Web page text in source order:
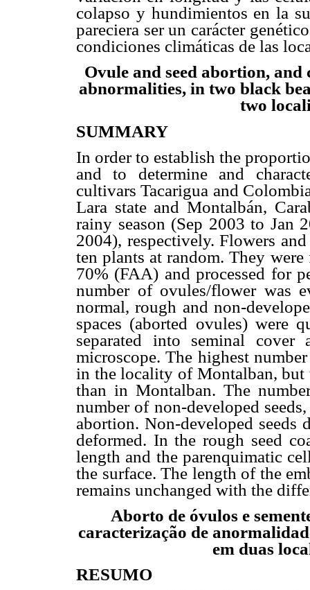
colapso y hundimientos en la
pareciera ser un carácter
condiciones climáticas de las
Ovule and seed abortion,
abnormalities, in two black
two
SUMMARY
In order to establish the
and to determine and
cultivars Tacarigua and
Lara state and Montalbán,
rainy season (Sep 2003 to Jan
2004), respectively. Flowers
ten plants at random. They
70% (FAA) and processed for
number of ovules/flower was
normal, rough and non-
spaces (aborted ovules) were
separated into seminal
microscope. The highest
in the locality of Montalban, but
than in Montalban. The
number of non-developed
abortion. Non-developed seeds
deformed. In the rough seed
length and the parenquimatic
the surface. The length of the
remains unchanged with the
Aborto de óvulos e
caracterização de
em duas
RESUMO